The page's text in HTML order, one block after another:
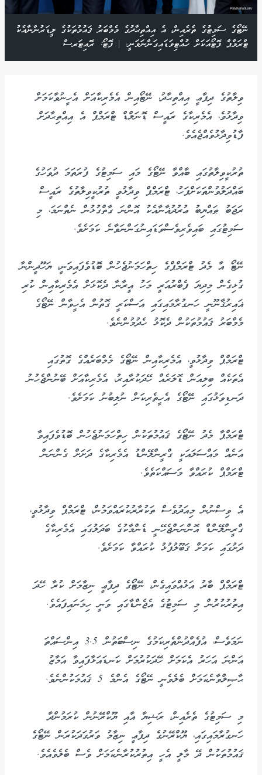
ނޭޓޯގެ ސަމިޓުގެ ތެރެއިން، އެ އިއްތިޙާދުގެ މެމްބަރު ޤައުމުތަކުގެ ލީޑަރުންނާއެކު
ޓްރަމްޕް ފޮޓޯއަކަށް ހުއްޓިވަޑައިގަންނަވަނީ. | ފޮޓޯ: ރޮއިޓަރސް
ވިލާތުގެ ދިފާޢީ އިއްތިޙާދު، ނޭޓޯއިން އެމެރިކާއަށް އެހީނުވާކަމަށް
ވިދާޅުވެ، އެމެރިކާގެ ރައީސް ޑޮނަލްޑް ޓްރަމްޕް އެ އިއްތިޙާދަށް
ފާޑުވިދާޅުވެއްޖެއެވެ.
ތުރުކީވިލާތުގައި ބާއްވާ ނޭޓޯގެ މައި ސަމިޓުގެ ފުރަތަމަ ދުވަހުގެ
ބައްދަލުވުންތަކަށްފަހު، ޓްރަމްޕް ވިދާޅުވީ ތުރުކީވިލާތުގެ ރައީސް
ރަޖަބު ޠައްޔިބު ޢުރުދުޣާނާއެކު އޮންނަ ގާތްގުޅުން ނެތްނަމަ، މި
ސަމިޓުގައި ބައިވެރިވެސްވަޑައިނުގަންނަވާނެ ކަމަށެވެ.
ނޭޓޯ އާ މެދު ޓްރަމްޕްގެ ހިތްހަމަނުޖެހުން ބޮޑުވެފައިވަނީ، ޔަހޫދީންނާ
ގުޅިގެން މިދިޔަ ފެބްރުއަރީ މަހު އީރާނާ ދެކޮޅަށް އެމެރިކާއިން ކުރި
ޣައިރުޤާނޫނީ ހަނގުރާމައިގައި އަސްކަރީ ގޮތުން އެހީވާން ނޭޓޯގެ
މެމްބަރު ޤައުމުތަކުން ދެކޮޅު ހެދުމުންނެވެ.
ޓްރަމްޕް ވިދާޅުވީ، އެމެރިކާއިން ނޭޓޯގެ މެމްބަރެއްގެ ގޮތުގައި
އެތަކެއް ބިލިއަން ޑޮލަރެއް ހޭދަކުރާއިރު، އެމެރިކާއަށް ބޭނުންޖެހުނު
ދަނޑިވަޅުގައި ނޭޓޯގެ އެހީތެރިކަން ނުލިބުނު ކަމަށެވެ.
ޓްރަމްޕާ މެދު ނޭޓޯގެ ޤައުމުތަކުން ހިތްހަމަނުޖެހުން ބޮޑުވެފައިވާ
އަނެއް މައްސަލައަކީ ގްރީންލޭންޑު އެމެރިކާގެ ދަށަށް ގެންނަން
ޓްރަމްޕް ކުރައްވާ މަސައްކަތެވެ.
އެ ވިސްނުން މިއަދުވެސް ތަކުރާރުކުރައްވަމުން، ޓްރަމްޕް ވިދާޅުވީ،
ގްރީންލޭންޑް އޮންނަންޖެހޭނީ ޑެންމާކުގެ ބަދަލުގައި އެމެރިކާގެ
ދަށުގައި ކަމަށް ޤަބޫލުފުޅު ކުރައްވާ ކަމަށެވެ.
ޓްރަމްޕް ބާރު އަޅުއްވައިގެން، ނޭޓޯގެ ދިފާޢީ ނިޒާމަށް ކުރާ ހޭދަ
އިތުރުކުރުން މި ސަމިޓުގެ އެޖެންޑާގައި ވަނީ ހިމަނައިފައެވެ.
ނަމަވެސް، އުފެއްދުންތެރިކަމުގެ ނިސްބަތުން 3.5 އިންސައްތަ
އަންނަ އަހަރު އެކަމަށް ހޭދަކުރުމަށް ކަނޑައަޅާފައިވާ އަމާޒު
ޙާޞިލްވާނެކަމަށް ބެލެވެނީ ނޭޓޯގެ އެންމެ 5 ޤައުމަކުންނެވެ.
މި ސަމިޓުގެ ތެރެއިން، ރަޝިޔާ އާއި ޔޫކްރޭނުން ކުރަމުންދާ
ހަނގުރާމައިގައި، ޔޫކްރޭނުގެ ދިފާޢީ ނިޒާމު ވަރުގަދަކުރަން ނޭޓޯގެ
ޤައުމުތަކުން ދޭ މާލީ އެހީ އިތުރުކުރާނެކަމަށް ވެސް ބެލެވެއެވެ.